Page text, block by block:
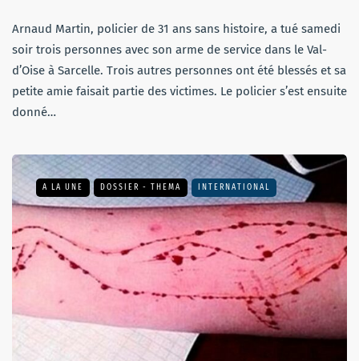
Arnaud Martin, policier de 31 ans sans histoire, a tué samedi
soir trois personnes avec son arme de service dans le Val-
d’Oise à Sarcelle. Trois autres personnes ont été blessés et sa
petite amie faisait partie des victimes. Le policier s’est ensuite
donné…
A LA UNE DOSSIER - THEMA INTERNATIONAL